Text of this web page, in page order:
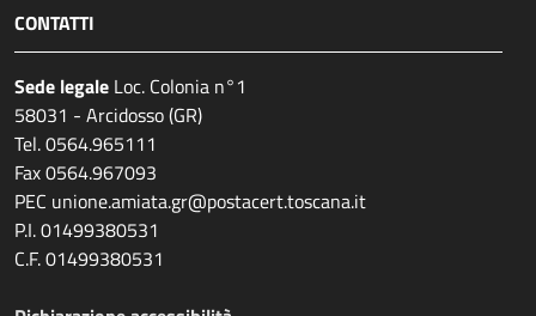
CONTATTI
Sede legale Loc. Colonia n°1
58031 - Arcidosso (GR)
Tel. 0564.965111
Fax 0564.967093
PEC unione.amiata.gr@postacert.toscana.it
P.I. 01499380531
C.F. 01499380531